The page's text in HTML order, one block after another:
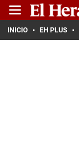
INICIO EH PLUS